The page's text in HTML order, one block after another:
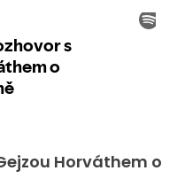
Horváthem o